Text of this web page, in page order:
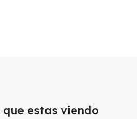
estas viendo